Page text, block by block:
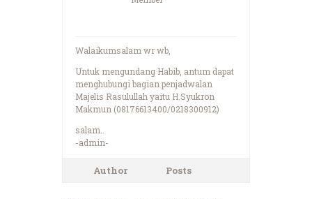
Walaikumsalam wr wb,
Untuk mengundang Habib, antum dapat
menghubungi bagian penjadwalan
Majelis Rasulullah yaitu H.Syukron
Makmun (08176613400/0218300912)
salam..
-admin-
Author Posts